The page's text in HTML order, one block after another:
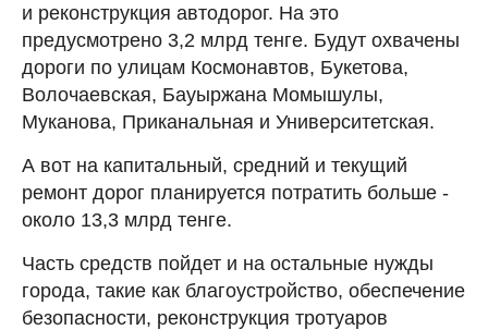
и реконструкция автодорог. На это
предусмотрено 3,2 млрд тенге. Будут охвачены
дороги по улицам Космонавтов, Букетова,
Волочаевская, Бауыржана Момышулы,
Муканова, Приканальная и Университетская.
А вот на капитальный, средний и текущий
ремонт дорог планируется потратить больше -
около 13,3 млрд тенге.
Часть средств пойдет и на остальные нужды
города, такие как благоустройство, обеспечение
безопасности, реконструкция тротуаров